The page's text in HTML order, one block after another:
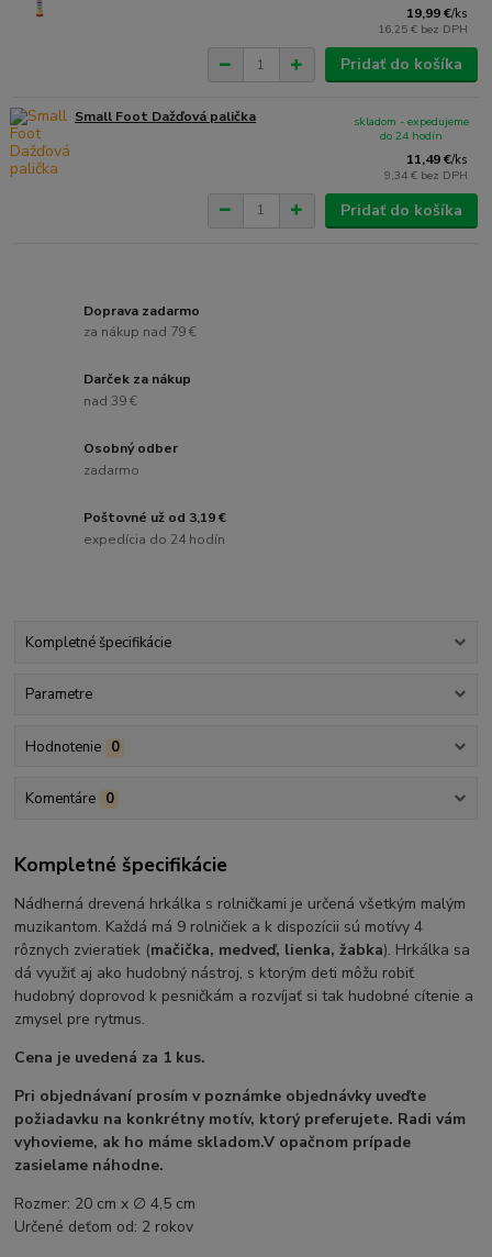
19,99 €/ks
16,25 € bez DPH
Pridať do košíka
Small Foot Dažďová palička
11,49 €/ks
9,34 € bez DPH
skladom - expedujeme
do 24 hodín
Pridať do košíka
Doprava zadarmo
za nákup nad 79 €
Darček za nákup
nad 39 €
Osobný odber
zadarmo
Poštovné už od 3,19 €
expedícia do 24 hodín
Kompletné špecifikácie
Parametre
Hodnotenie 0
Komentáre 0
Kompletné špecifikácie
Nádherná drevená hrkálka s rolničkami je určená všetkým malým
muzikantom. Každá má 9 rolničiek a k dispozícii sú motívy 4
rôznych zvieratiek (mačička, medveď, lienka, žabka). Hrkálka sa
dá využiť aj ako hudobný nástroj, s ktorým deti môžu robiť
hudobný doprovod k pesničkám a rozvíjať si tak hudobné cítenie a
zmysel pre rytmus.
Cena je uvedená za 1 kus.
Pri objednávaní prosím v poznámke objednávky uveďte
požiadavku na konkrétny motív, ktorý preferujete. Radi vám
vyhovieme, ak ho máme skladom.V opačnom prípade
zasielame náhodne.
Rozmer: 20 cm x ∅ 4,5 cm
Určené deťom od: 2 rokov